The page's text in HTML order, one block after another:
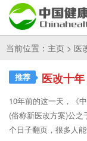
当前位置： 主页 > 医
推荐 医改十
10年前的这一天，《
(俗称新医改方案)公
个日子翻页，很多人